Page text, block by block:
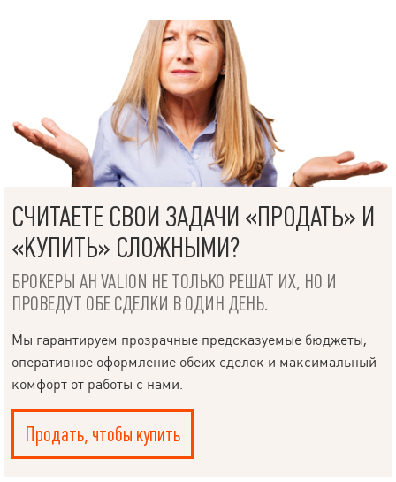
СЧИТАЕТЕ СВОИ ЗАДАЧИ «ПРОДАТЬ» И
«КУПИТЬ» СЛОЖНЫМИ?
БРОКЕРЫ АН VALION НЕ ТОЛЬКО РЕШАТ ИХ, НО И
ПРОВЕДУТ ОБЕ СДЕЛКИ В ОДИН ДЕНЬ.
Мы гарантируем прозрачные предсказуемые бюджеты,
оперативное оформление обеих сделок и максимальный
комфорт от работы с нами.
Продать, чтобы купить